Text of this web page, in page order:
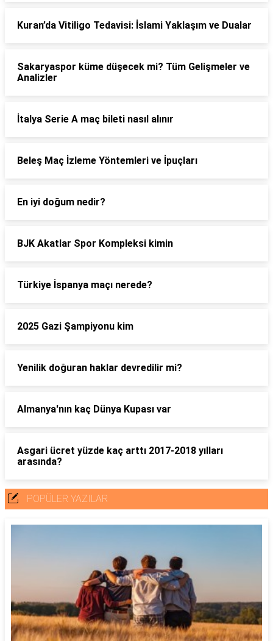
Kuran’da Vitiligo Tedavisi: İslami Yaklaşım ve Dualar
Sakaryaspor küme düşecek mi? Tüm Gelişmeler ve
Analizler
İtalya Serie A maç bileti nasıl alınır
Beleş Maç İzleme Yöntemleri ve İpuçları
En iyi doğum nedir?
BJK Akatlar Spor Kompleksi kimin
Türkiye İspanya maçı nerede?
2025 Gazi Şampiyonu kim
Yenilik doğuran haklar devredilir mi?
Almanya'nın kaç Dünya Kupası var
Asgari ücret yüzde kaç arttı 2017-2018 yılları
arasında?
POPÜLER YAZILAR